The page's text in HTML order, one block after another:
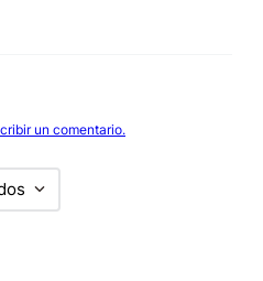
un comentario.